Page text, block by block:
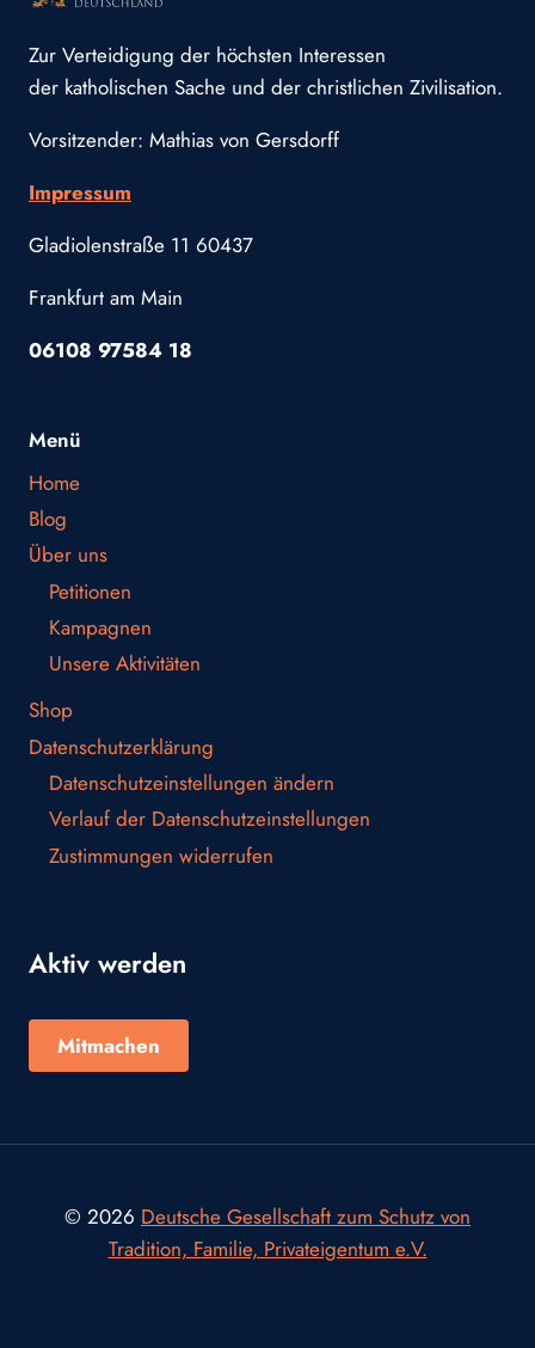
Zur Verteidigung der höchsten Interessen
der katholischen Sache und der christlichen Zivilisation.
Vorsitzender: Mathias von Gersdorff
Impressum
Gladiolenstraße 11 60437
Frankfurt am Main
06108 97584 18
Menü
Home
Blog
Über uns
Petitionen
Kampagnen
Unsere Aktivitäten
Shop
Datenschutzerklärung
Datenschutzeinstellungen ändern
Verlauf der Datenschutzeinstellungen
Zustimmungen widerrufen
Aktiv werden
Mitmachen
© 2026 Deutsche Gesellschaft zum Schutz von
Tradition, Familie, Privateigentum e.V.